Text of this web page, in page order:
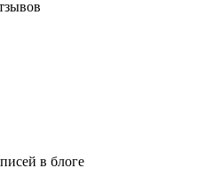
в блоге